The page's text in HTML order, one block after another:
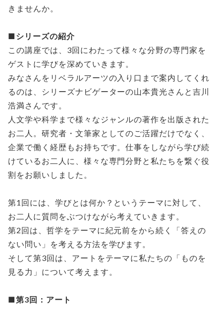
きませんか。
■シリーズの紹介
この講座では、3回にわたって様々な分野の専門家を
ゲストに学びを深めていきます。
みなさんをリベラルアーツの入り口まで案内してくれ
るのは、シリーズナビゲーターの山本貴光さんと吉川
浩満さんです。
人文学や科学まで様々なジャンルの著作を出版された
お二人。研究者・文筆家としてのご活躍だけでなく、
企業で働く経歴もお持ちです。仕事をしながら学び続
けているお二人に、様々な専門分野と私たちを繋ぐ役
割をお願いしました。
第1回には、学びとは何か？というテーマに対して、
お二人に質問をぶつけながら考えていきます。
第2回は、哲学をテーマに紀元前をから続く「答えの
ない問い」を考える方法を学びます。
そして第3回は、アートをテーマに私たちの「ものを
見る力」について考えます。
■第3回：アート